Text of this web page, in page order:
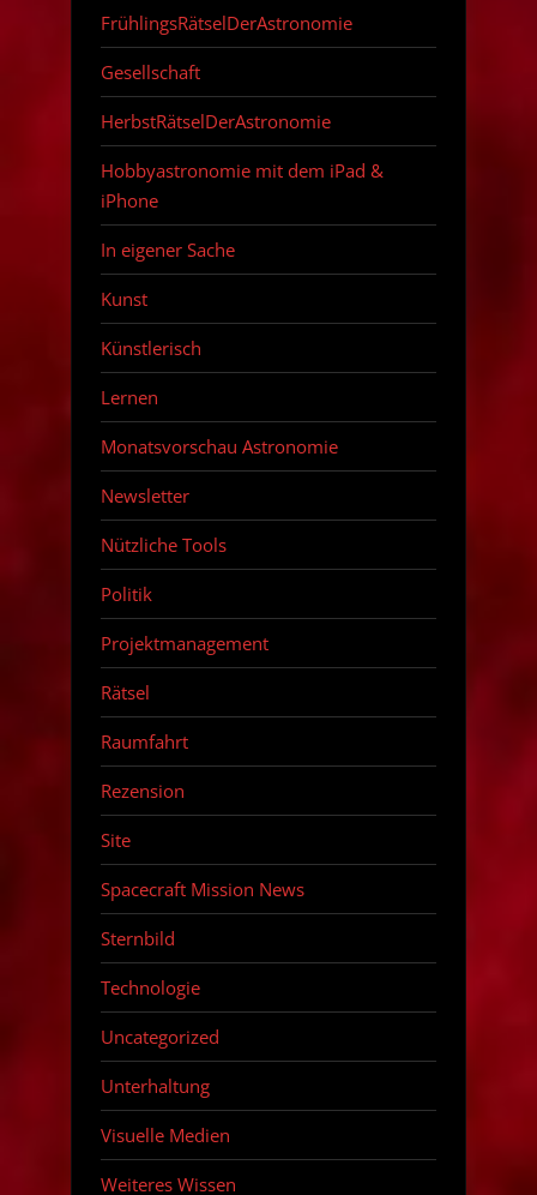
FrühlingsRätselDerAstronomie
Gesellschaft
HerbstRätselDerAstronomie
Hobbyastronomie mit dem iPad &
iPhone
In eigener Sache
Kunst
Künstlerisch
Lernen
Monatsvorschau Astronomie
Newsletter
Nützliche Tools
Politik
Projektmanagement
Rätsel
Raumfahrt
Rezension
Site
Spacecraft Mission News
Sternbild
Technologie
Uncategorized
Unterhaltung
Visuelle Medien
Weiteres Wissen